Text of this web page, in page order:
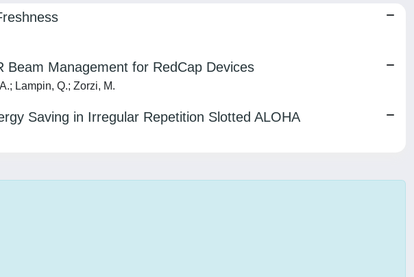
Beam Management for RedCap Devices
Lampin, Q.; Zorzi, M.
Saving in Irregular Repetition Slotted ALOHA